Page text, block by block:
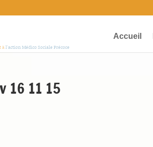
àl'action Médico Sociale Précoce
Accueil
16 11 15